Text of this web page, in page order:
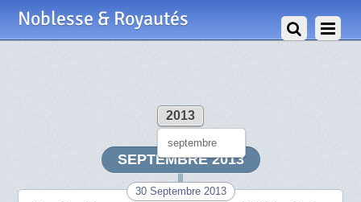
Noblesse & Royautés
2013
septembre
SEPTEMBRE 2013
30 Septembre 2013